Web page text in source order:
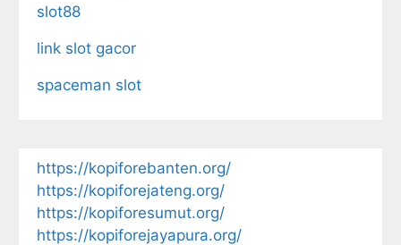
slot88
link slot gacor
spaceman slot
https://kopiforebanten.org/
https://kopiforejateng.org/
https://kopiforesumut.org/
https://kopiforejayapura.org/